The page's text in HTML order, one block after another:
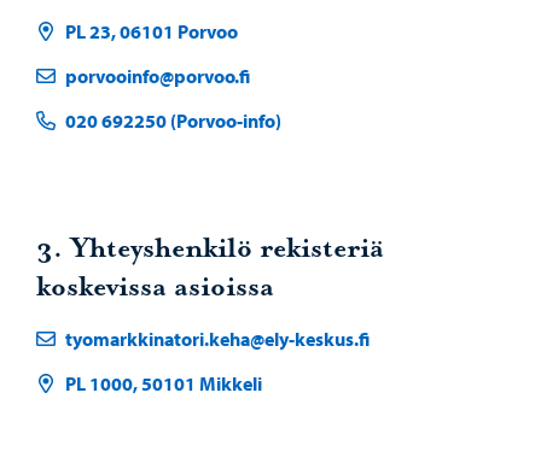
PL 23, 06101 Porvoo
porvooinfo@porvoo.fi
020 692250 (Porvoo-info)
3. Yhteyshenkilö rekisteriä
koskevissa asioissa
tyomarkkinatori.keha@ely-keskus.fi
PL 1000, 50101 Mikkeli